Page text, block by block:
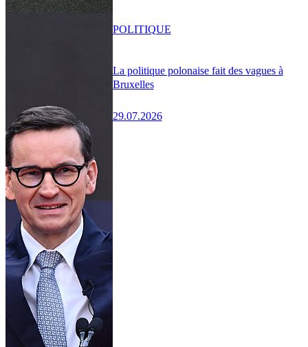
La politique polonaise fait des vagues à
Bruxelles
29.07.2026
POLITIQUE